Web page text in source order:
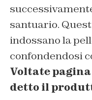
santuario.
indossano la
confondendosi
Voltate pagina
detto il